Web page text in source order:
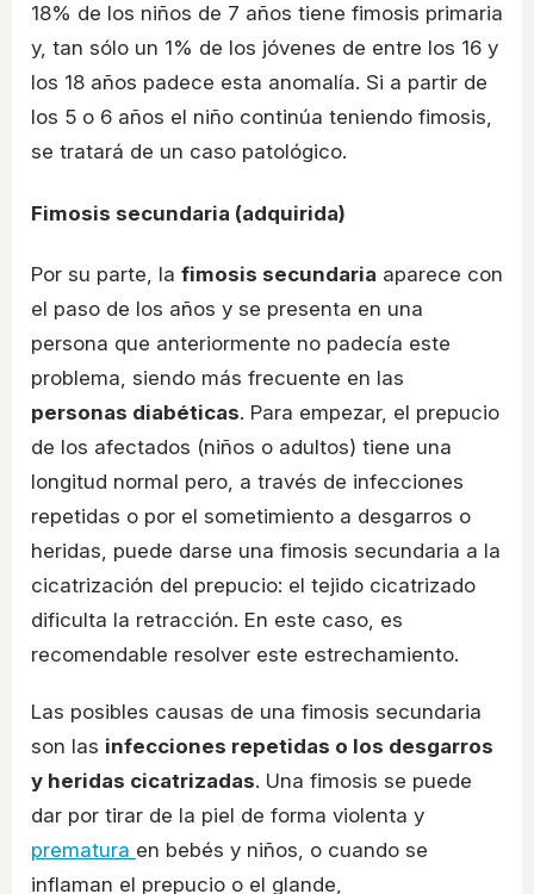
18% de los niños de 7 años tiene fimosis primaria
y, tan sólo un 1% de los jóvenes de entre los 16 y
los 18 años padece esta anomalía. Si a partir de
los 5 o 6 años el niño continúa teniendo fimosis,
se tratará de un caso patológico.
Fimosis secundaria (adquirida)
Por su parte, la fimosis secundaria aparece con
el paso de los años y se presenta en una
persona que anteriormente no padecía este
problema, siendo más frecuente en las
personas diabéticas. Para empezar, el prepucio
de los afectados (niños o adultos) tiene una
longitud normal pero, a través de infecciones
repetidas o por el sometimiento a desgarros o
heridas, puede darse una fimosis secundaria a la
cicatrización del prepucio: el tejido cicatrizado
dificulta la retracción. En este caso, es
recomendable resolver este estrechamiento.
Las posibles causas de una fimosis secundaria
son las infecciones repetidas o los desgarros
y heridas cicatrizadas. Una fimosis se puede
dar por tirar de la piel de forma violenta y
prematura en bebés y niños, o cuando se
inflaman el prepucio o el glande,